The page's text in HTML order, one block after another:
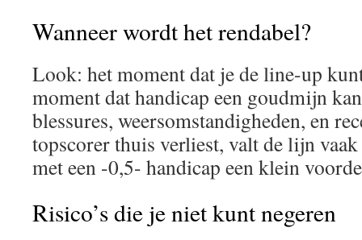
Wanneer wordt het rendabel?
Look: het moment dat je de line-up
moment dat handicap een goudmijn
blessures, weersomstandigheden, en
topscorer thuis verliest, valt de lijn
met een -0,5- handicap een klein
Risico’s die je niet kunt negeren